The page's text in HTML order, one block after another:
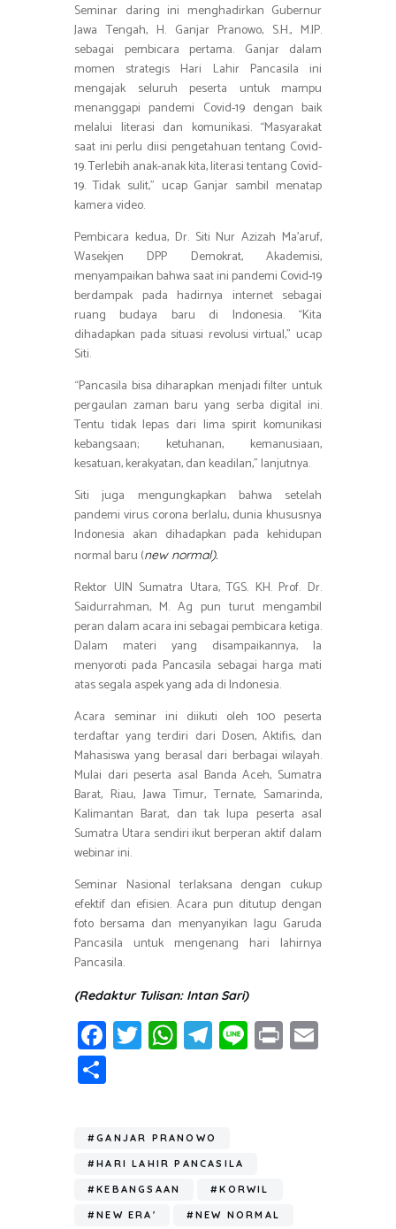
Seminar daring ini menghadirkan Gubernur
Jawa Tengah, H. Ganjar Pranowo, S.H., M.IP.
sebagai pembicara pertama. Ganjar dalam
momen strategis Hari Lahir Pancasila ini
mengajak seluruh peserta untuk mampu
menanggapi pandemi Covid-19 dengan baik
melalui literasi dan komunikasi. “Masyarakat
saat ini perlu diisi pengetahuan tentang Covid-
19. Terlebih anak-anak kita, literasi tentang Covid-
19. Tidak sulit,” ucap Ganjar sambil menatap
kamera video.
Pembicara kedua, Dr. Siti Nur Azizah Ma’aruf,
Wasekjen DPP Demokrat, Akademisi,
menyampaikan bahwa saat ini pandemi Covid-19
berdampak pada hadirnya internet sebagai
ruang budaya baru di Indonesia. “Kita
dihadapkan pada situasi revolusi virtual,” ucap
Siti.
“Pancasila bisa diharapkan menjadi filter untuk
pergaulan zaman baru yang serba digital ini.
Tentu tidak lepas dari lima spirit komunikasi
kebangsaan; ketuhanan, kemanusiaan,
kesatuan, kerakyatan, dan keadilan,” lanjutnya.
Siti juga mengungkapkan bahwa setelah
pandemi virus corona berlalu, dunia khususnya
Indonesia akan dihadapkan pada kehidupan
normal baru (new normal).
Rektor UIN Sumatra Utara, TGS. KH. Prof. Dr.
Saidurrahman, M. Ag pun turut mengambil
peran dalam acara ini sebagai pembicara ketiga.
Dalam materi yang disampaikannya, Ia
menyoroti pada Pancasila sebagai harga mati
atas segala aspek yang ada di Indonesia.
Acara seminar ini diikuti oleh 100 peserta
terdaftar yang terdiri dari Dosen, Aktifis, dan
Mahasiswa yang berasal dari berbagai wilayah.
Mulai dari peserta asal Banda Aceh, Sumatra
Barat, Riau, Jawa Timur, Ternate, Samarinda,
Kalimantan Barat, dan tak lupa peserta asal
Sumatra Utara sendiri ikut berperan aktif dalam
webinar ini.
Seminar Nasional terlaksana dengan cukup
efektif dan efisien. Acara pun ditutup dengan
foto bersama dan menyanyikan lagu Garuda
Pancasila untuk mengenang hari lahirnya
Pancasila.
(Redaktur Tulisan: Intan Sari)
Fa
ce
ok
T
wi
W
h
A
p
p
T
el
a
m
Li
n
Pr
in
ar
e
#GANJAR PRANOWO
#HARI LAHIR PANCASILA
#KEBANGSAAN #KORWIL
#NEW ERA' #NEW NORMAL